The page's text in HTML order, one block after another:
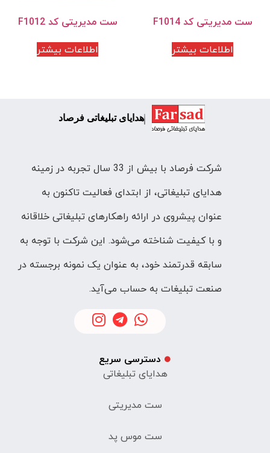
ست مدیریتی کد F1014
اطلاعات بیشتر
ست مدیریتی کد F1012
اطلاعات بیشتر
هدایای تبلیغاتی فرصاد
شرکت فرصاد با بیش از 33 سال تجربه در زمینه
هدایای تبلیغاتی، از ابتدای فعالیت تاکنون به
عنوان پیشروی در ارائه راهکارهای تبلیغاتی خلاقانه
و با کیفیت شناخته می‌شود. این شرکت با توجه به
سابقه قدرتمند خود، به عنوان یک نمونه برجسته در
صنعت تبلیغات به حساب می‌آید.
دسترسی سریع
هدایای تبلیغاتی
ست مدیریتی
ست موس پد